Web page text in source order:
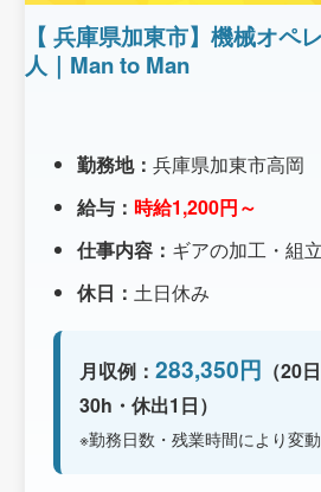
【 兵庫県加東市】機械オペ
人｜Man to Man
勤務地： 兵庫県加東市高岡
給与： 時給1,200円～
仕事内容： ギアの加工・組立
休日： 土日休み
月収例： 283,350円 （20
30h・休出1日）
※勤務日数・残業時間により変